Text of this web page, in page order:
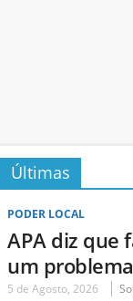
Últimas
PODER LOCAL
APA diz que
um
5 de Agosto, 2026